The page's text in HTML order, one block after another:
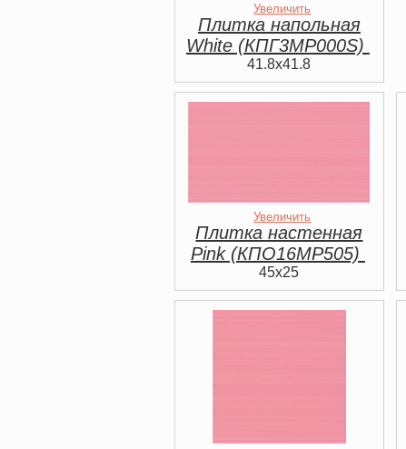
Увеличить
Плитка напольная
White (КПГ3МР000S)
41.8x41.8
Увеличить
Плитка настенная
Pink (КПО16МР505)
45x25